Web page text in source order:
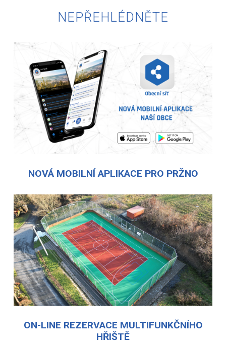
NEPŘEHLÉDNĚTE
NOVÁ MOBILNÍ APLIKACE PRO PRŽNO
ON-LINE REZERVACE MULTIFUNKČNÍHO
HŘIŠTĚ